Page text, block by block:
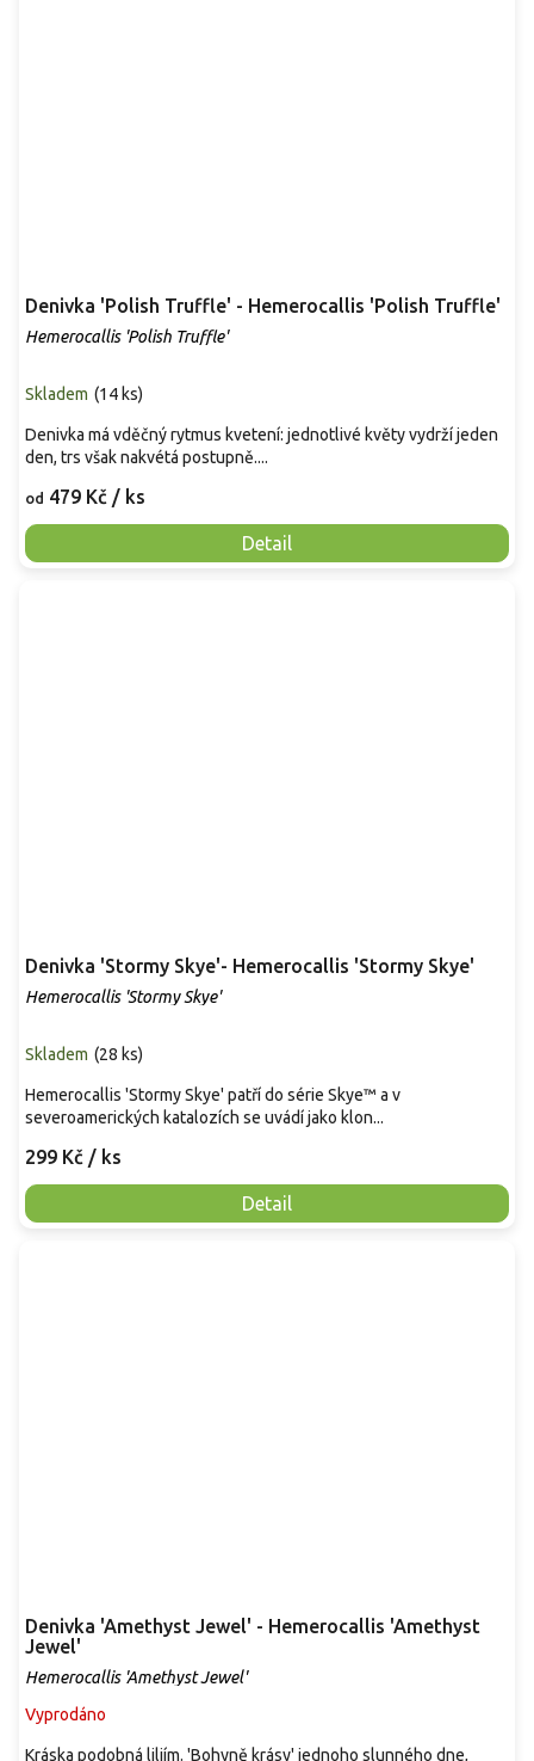
Denivka 'Polish Truffle' - Hemerocallis 'Polish Truffle'
Hemerocallis 'Polish Truffle'
Skladem (14 ks)
od 479 Kč / ks
Detail
Denivka má vděčný rytmus kvetení: jednotlivé květy vydrží jeden
den, trs však nakvétá postupně....
Denivka 'Stormy Skye'- Hemerocallis 'Stormy Skye'
Hemerocallis 'Stormy Skye'
Skladem (28 ks)
299 Kč / ks
Detail
Hemerocallis 'Stormy Skye' patří do série Skye™ a v
severoamerických katalozích se uvádí jako klon...
Denivka 'Amethyst Jewel' - Hemerocallis 'Amethyst
Jewel'
Hemerocallis 'Amethyst Jewel'
Vyprodáno
Kráska podobná liliím. 'Bohyně krásy' jednoho slunného dne,